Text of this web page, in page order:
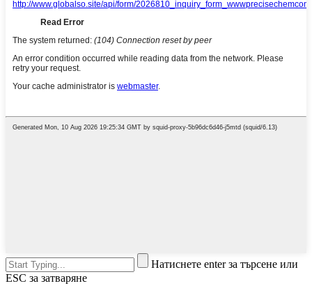
Натиснете enter за търсене или
ESC за затваряне